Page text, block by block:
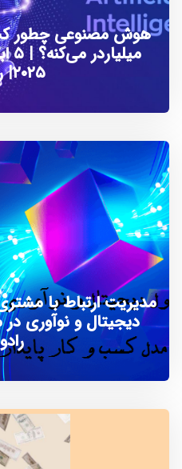
هوش مصنوعی چطور
۲۰۲۵| رادوین
دیجیتال و نوآوری